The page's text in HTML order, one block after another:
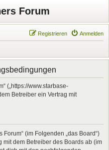
Forum
Anmelden
Registrieren
(„https://www.starbase-
Betreiber ein Vertrag mit
Forum“ (im Folgenden „das Board“)
dem Betreiber des Boards ab (im